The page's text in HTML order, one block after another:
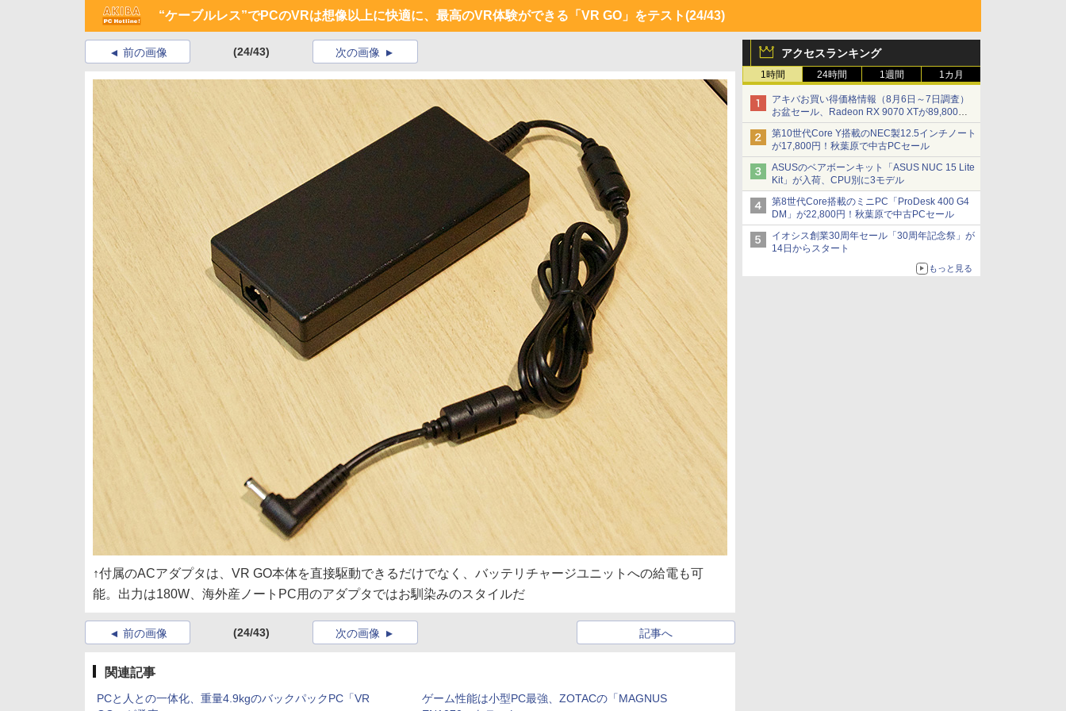
“ケーブルレス”でPCのVRは想像以上に快適に、最高のVR体験ができる「VR GO」をテスト(24/43)
アクセスランキング
1時間 24時間 1週間 1カ月
アキバお買い得価格情報（8月6日～7日調査）
お盆セール、Radeon RX 9070 XTが89,800
円、水平周波数24.8kHz対応の17型モニターが
9,801円、暑さ指数連動セール ほか
第10世代Core Y搭載のNEC製12.5インチノート
が17,800円！秋葉原で中古PCセール
ASUSのベアボーンキット「ASUS NUC 15 Lite
Kit」が入荷、CPU別に3モデル
第8世代Core搭載のミニPC「ProDesk 400 G4
DM」が22,800円！秋葉原で中古PCセール
イオシス創業30周年セール「30周年記念祭」が
14日からスタート
もっと見る
前の画像 (24/43) 次の画像
↑付属のACアダプタは、VR GO本体を直接駆動できるだけでなく、バッテリチャージユニットへの給電も可
能。出力は180W、海外産ノートPC用のアダプタではお馴染みのスタイルだ
前の画像 (24/43) 記事へ
次の画像
関連記事
PCと人との一体化、重量4.9kgのバックパックPC「VR
ゲーム性能は小型PC最強、ZOTACの「MAGNUS